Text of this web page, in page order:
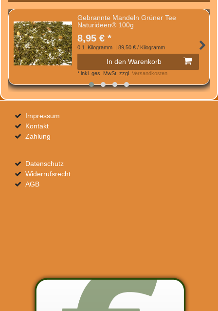
Gebrannte Mandeln Grüner Tee
Naturideen® 100g
8,95 € *
0.1 Kilogramm | 89,50 € / Kilogramm
In den Warenkorb
* inkl. ges. MwSt. zzgl. Versandkosten
Impressum
Kontakt
Zahlung
Datenschutz
Widerrufsrecht
AGB